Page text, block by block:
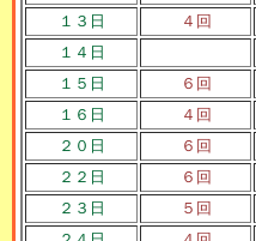
１３日
４回
１４日
１５日
６回
１６日
４回
２０日
６回
２２日
６回
２３日
５回